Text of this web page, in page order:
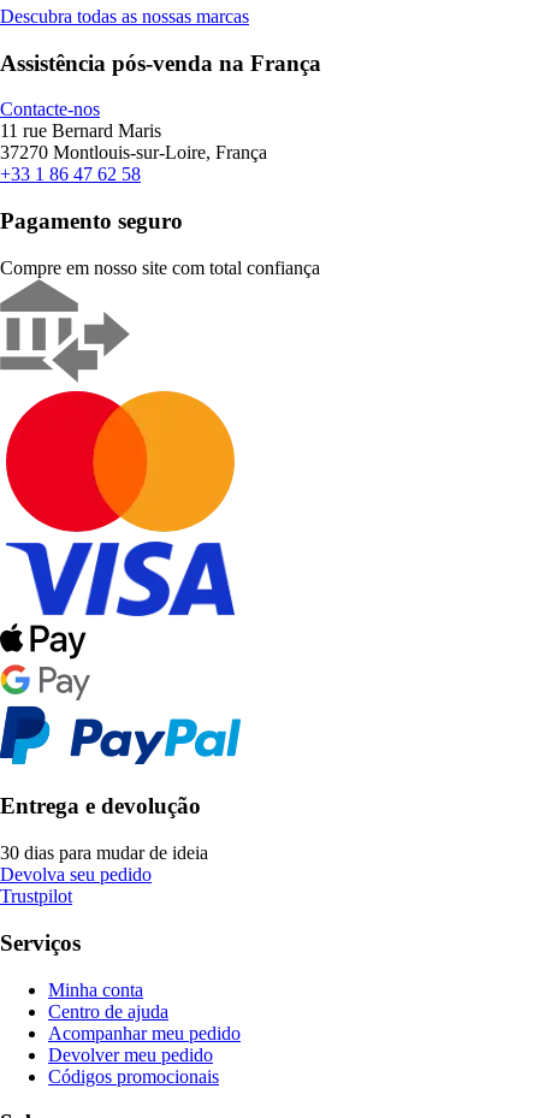
Descubra todas as nossas marcas
Assistência pós-venda na França
Contacte-nos
11 rue Bernard Maris
37270 Montlouis-sur-Loire, França
+33 1 86 47 62 58
Pagamento seguro
Compre em nosso site com total confiança
Entrega e devolução
30 dias para mudar de ideia
Devolva seu pedido
Trustpilot
Serviços
Minha conta
Centro de ajuda
Acompanhar meu pedido
Devolver meu pedido
Códigos promocionais